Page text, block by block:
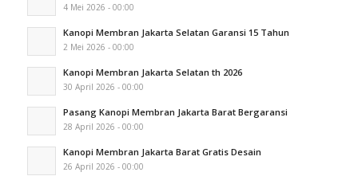
4 Mei 2026 - 00:00
Kanopi Membran Jakarta Selatan Garansi 15 Tahun
2 Mei 2026 - 00:00
Kanopi Membran Jakarta Selatan th 2026
30 April 2026 - 00:00
Pasang Kanopi Membran Jakarta Barat Bergaransi
28 April 2026 - 00:00
Kanopi Membran Jakarta Barat Gratis Desain
26 April 2026 - 00:00